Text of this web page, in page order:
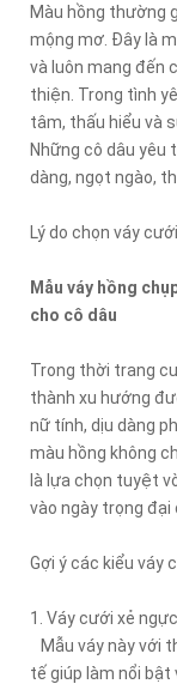
Màu hồng thường
mộng mơ. Đây là
và luôn mang đến
thiện. Trong tình
tâm, thấu hiểu và
Những cô dâu
dàng, ngọt ngào,
Lý do chọn váy
Mẫu váy hồng
cho cô dâu
Trong thời trang
thành xu hướng
nữ tính, dịu dàng
màu hồng không
là lựa chọn tuyệt
vào ngày trọng đại
Gợi ý các kiểu váy
1. Váy cưới xẻ
Mẫu váy này với
tế giúp làm nổi bật